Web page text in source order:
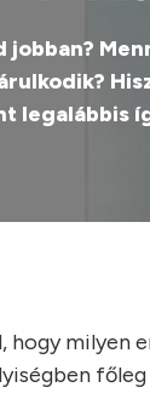
legalábbis
milyen